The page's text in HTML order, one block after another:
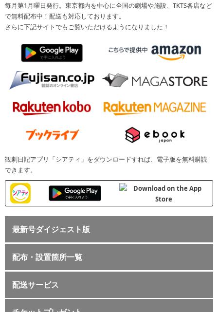
毎月第1月曜日発行。東京都内を中心に全国の劇場や施設、TKTS各店など
で無料配布中！配送も対応しております。
さらに下記サイトでもご覧いただけるようになりました！
観劇日記アプリ「シアティ」をダウンロードすれば、電子版を無料購読
できます。
最新号ダイジェスト版
配布・設置箇所一覧
配送サービス